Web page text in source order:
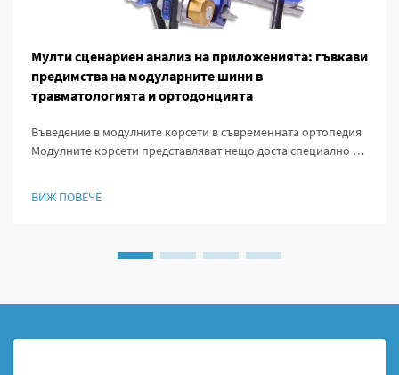
Мулти сценариен анализ на приложенията: гъвкави
предимства на модуларните шини в
травматологията и ортодонцията
Въведение в модулните корсети в съвременната ортопедия
Модулните корсети представляват нещо доста специално в
всеки пациент. Особеното при тези корсети е...
ВИЖ ПОВЕЧЕ